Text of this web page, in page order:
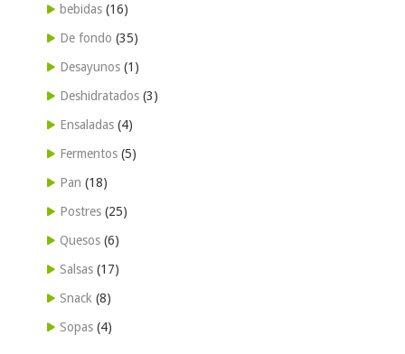
bebidas (16)
De fondo (35)
Desayunos (1)
Deshidratados (3)
Ensaladas (4)
Fermentos (5)
Pan (18)
Postres (25)
Quesos (6)
Salsas (17)
Snack (8)
Sopas (4)